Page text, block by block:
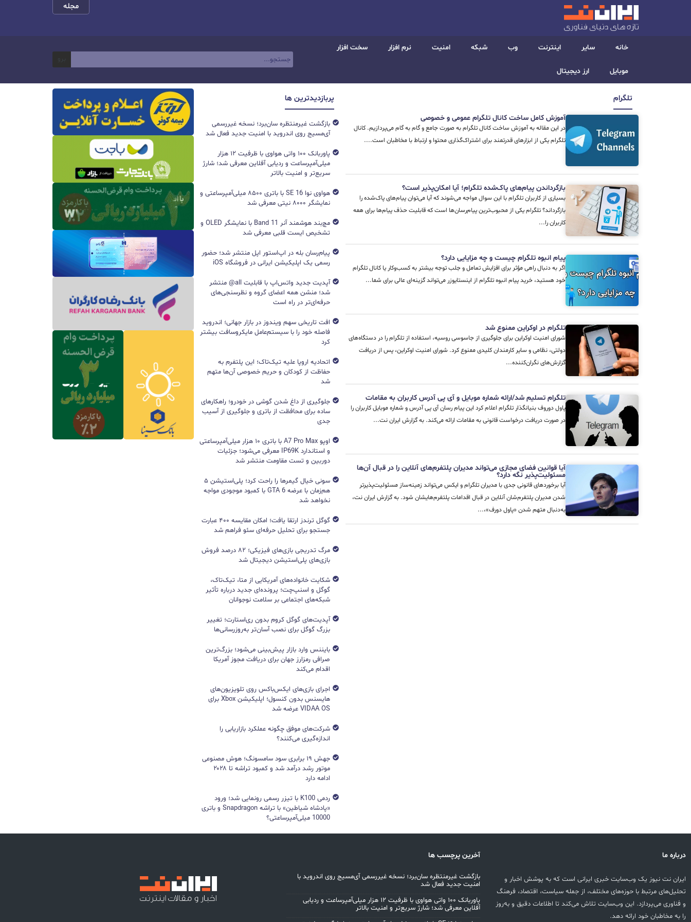
مجله
خانه سایر اینترنت وب شبکه امنیت نرم افزار سخت افزار
موبایل ارز دیجیتال
تلگرام
آموزش کامل ساخت کانال تلگرام عمومی و خصوصی
در این مقاله به آموزش ساخت کانال تلگرام به صورت جامع و گام به گام می‌پردازیم. کانال
تلگرام یکی از ابزارهای قدرتمند برای اشتراک‌گذاری محتوا و ارتباط با مخاطبان است....
بازگرداندن پیام‌های پاک‌شده تلگرام؛ آیا امکان‌پذیر است؟
بسیاری از کاربران تلگرام با این سوال مواجه می‌شوند که آیا می‌توان پیام‌های پاک‌شده را
بازگرداند؟ تلگرام یکی از محبوب‌ترین پیام‌رسان‌ها است که قابلیت حذف پیام‌ها برای همه
کاربران را...
پیام انبوه تلگرام چیست و چه مزایایی دارد؟
اگر به دنبال راهی مؤثر برای افزایش تعامل و جلب توجه بیشتر به کسب‌وکار یا کانال تلگرام
خود هستید، خرید پیام انبوه تلگرام از اینستایوزر می‌تواند گزینه‌ای عالی برای شما...
تلگرام در اوکراین ممنوع شد
شورای امنیت اوکراین برای جلوگیری از جاسوسی روسیه، استفاده از تلگرام را در دستگاه‌های
دولتی، نظامی و سایر کارمندان کلیدی ممنوع کرد. شورای امنیت اوکراین، پس از دریافت
گزارش‌های نگران‌کننده...
تلگرام تسلیم شد/ارائه شماره موبایل و آی پی آدرس کاربران به مقامات
پاول دوروف بنیانگذار تلگرام اعلام کرد این پیام رسان آی پی آدرس و شماره موبایل کاربران را
در صورت دریافت درخواست قانونی به مقامات ارائه می‌کند. به گزارش ایران نت...
آیا قوانین فضای مجازی می‌تواند مدیران پلتفرم‌های آنلاین را در قبال آن‌ها
مسئولیت‌پذیر نگه دارد؟
آیا برخوردهای قانونی جدی با مدیران تلگرام و ایکس می‌تواند زمینه‌ساز مسئولیت‌پذیرتر
شدن مدیران پلتفرم‌شان آنلاین در قبال اقدامات پلتفرم‌هایشان شود. به گزارش ایران نت،
به‌دنبال متهم‌ شدن «پاول دورف»،...
پربازدیدترین ها
بازگشت غیرمنتظره سان‌برد؛ نسخه غیررسمی
آی‌مسیج روی اندروید با امنیت جدید فعال شد
پاوربانک ۱۰۰ واتی هواوی با ظرفیت ۱۲ هزار
میلی‌آمپرساعت و ردیابی آفلاین معرفی شد؛ شارژ
سریع‌تر و امنیت بالاتر
هواوی نوا 16 SE با باتری ۸۵۰۰ میلی‌آمپرساعتی و
نمایشگر ۸۰۰۰ نیتی معرفی شد
مچ‌بند هوشمند آنر Band 11 با نمایشگر OLED و
تشخیص ایست قلبی معرفی شد
پیام‌رسان بله در اپ‌استور اپل منتشر شد؛ حضور
رسمی یک اپلیکیشن ایرانی در فروشگاه iOS
آپدیت جدید واتس‌اپ با قابلیت all@ منتشر
شد؛ منشن همه اعضای گروه و نظرسنجی‌های
حرفه‌ای‌تر در راه است
افت تاریخی سهم ویندوز در بازار جهانی؛ اندروید
فاصله خود را با سیستم‌عامل مایکروسافت بیشتر
کرد
اتحادیه اروپا علیه تیک‌تاک؛ این پلتفرم به
حفاظت از کودکان و حریم خصوصی آن‌ها متهم
شد
جلوگیری از داغ شدن گوشی در خودرو؛ راهکارهای
ساده برای محافظت از باتری و جلوگیری از آسیب
جدی
اوپو A7 Pro Max با باتری ۱۰ هزار میلی‌آمپرساعتی
و استاندارد IP69K معرفی می‌شود؛ جزئیات
دوربین و تست مقاومت منتشر شد
سونی خیال گیمرها را راحت کرد؛ پلی‌استیشن ۵
هم‌زمان با عرضه GTA 6 با کمبود موجودی مواجه
نخواهد شد
گوگل ترندز ارتقا یافت؛ امکان مقایسه ۴۰۰ عبارت
جستجو برای تحلیل حرفه‌ای سئو فراهم شد
مرگ تدریجی بازی‌های فیزیکی؛ ۸۲ درصد فروش
بازی‌های پلی‌استیشن دیجیتال شد
شکایت خانواده‌های آمریکایی از متا، تیک‌تاک،
گوگل و اسنپ‌چت؛ پرونده‌ای جدید درباره تأثیر
شبکه‌های اجتماعی بر سلامت نوجوانان
آپدیت‌های گوگل کروم بدون ری‌استارت؛ تغییر
بزرگ گوگل برای نصب آسان‌تر به‌روزرسانی‌ها
بایننس وارد بازار پیش‌بینی می‌شود؛ بزرگ‌ترین
صرافی رمزارز جهان برای دریافت مجوز آمریکا
اقدام می‌کند
اجرای بازی‌های ایکس‌باکس روی تلویزیون‌های
هایسنس بدون کنسول؛ اپلیکیشن Xbox برای
VIDAA OS عرضه شد
شرکت‌های موفق چگونه عملکرد بازاریابی را
اندازه‌گیری می‌کنند؟
جهش ۱۹ برابری سود سامسونگ؛ هوش مصنوعی
موتور رشد درآمد شد و کمبود تراشه تا ۲۰۲۸
ادامه دارد
ردمی K100 با تیزر رسمی رونمایی شد؛ ورود
«پادشاه شیاطین» با تراشه Snapdragon و باتری
10000 میلی‌آمپرساعتی؟
درباره ما
ایران نت نیوز یک وب‌سایت خبری ایرانی است که به پوشش اخبار و
تحلیل‌های مرتبط با حوزه‌های مختلف، از جمله سیاست، اقتصاد، فرهنگ
و فناوری می‌پردازد. این وب‌سایت تلاش می‌کند تا اطلاعات دقیق و به‌روز
را به مخاطبان خود ارائه دهد.
آخرین پرچسب ها
بازگشت غیرمنتظره سان‌برد؛ نسخه غیررسمی آی‌مسیج روی اندروید با
امنیت جدید فعال شد
پاوربانک ۱۰۰ واتی هواوی با ظرفیت ۱۲ هزار میلی‌آمپرساعت و ردیابی
آفلاین معرفی شد؛ شارژ سریع‌تر و امنیت بالاتر